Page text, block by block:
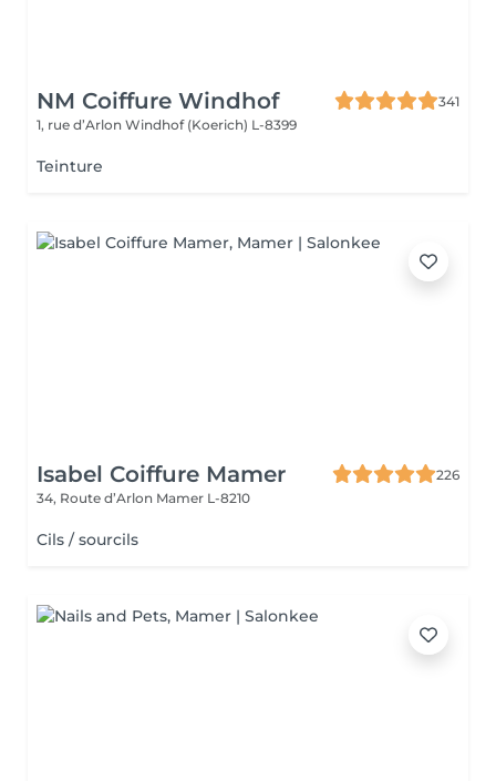
NM Coiffure Windhof
341
1, rue d’Arlon Windhof (Koerich) L-8399
Teinture
Isabel Coiffure Mamer
226
34, Route d’Arlon Mamer L-8210
Cils / sourcils